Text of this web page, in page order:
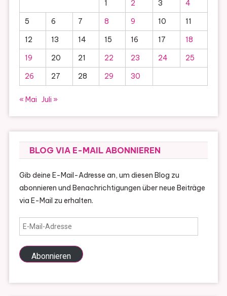
1
2 3
4
5
6 7 8 9 10
11
12
13 14 15 16 17
18
19
20 21 22 23 24
25
26
27 28 29 30
« Mai Juli »
BLOG VIA E-MAIL ABONNIEREN
Gib deine E-Mail-Adresse an, um diesen Blog zu
abonnieren und Benachrichtigungen über neue Beiträge
via E-Mail zu erhalten.
E-
Mail-
Adresse
Abonnieren